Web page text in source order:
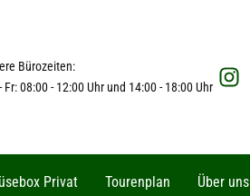
Bürozeiten:
Fr: 08:00 - 12:00 Uhr und 14:00 - 18:00 Uhr
Privat Tourenplan Über uns